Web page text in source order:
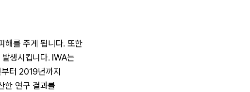
해를 주게 됩니다. 또한
생시킵니다. IWA는
터 2019년까지
한 연구 결과를